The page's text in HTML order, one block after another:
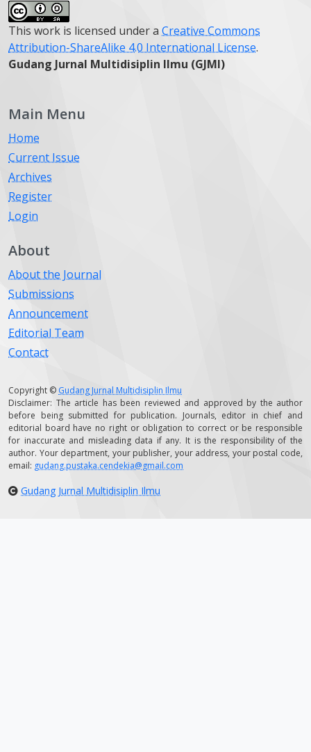
This work is licensed under a Creative Commons
Attribution-ShareAlike 4.0 International License.
Gudang Jurnal Multidisiplin Ilmu (GJMI)
Main Menu
Home
Current Issue
Archives
Register
Login
About
About the Journal
Submissions
Announcement
Editorial Team
Contact
Copyright © Gudang Jurnal Multidisiplin Ilmu
Disclaimer: The article has been reviewed and approved by the author
before being submitted for publication. Journals, editor in chief and
editorial board have no right or obligation to correct or be responsible
for inaccurate and misleading data if any. It is the responsibility of the
author. Your department, your publisher, your address, your postal code,
email: gudang.pustaka.cendekia@gmail.com
Gudang Jurnal Multidisiplin Ilmu